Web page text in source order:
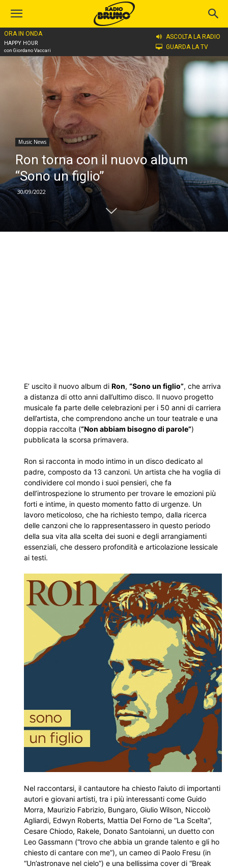
ORA IN ONDA
HAPPY HOUR
con Giordano Vaccari
ASCOLTA LA RADIO
GUARDA LA TV
Home
Music News
Ron torna con il nuovo album
“Sono un figlio”
30/09/2022
E’ uscito il nuovo album di Ron, “Sono un figlio”, che arriva
a distanza di otto anni dall’ultimo disco. Il nuovo progetto
musicale fa parte delle celebrazioni per i 50 anni di carriera
dell’artista, che comprendono anche un tour teatrale e una
doppia raccolta (“Non abbiam bisogno di parole”)
pubblicata la scorsa primavera.
Ron si racconta in modo intimo in un disco dedicato al
padre, composto da 13 canzoni. Un artista che ha voglia di
condividere col mondo i suoi pensieri, che fa
dell’introspezione lo strumento per trovare le emozioni più
forti e intime, in questo momento fatto di urgenze. Un
lavoro meticoloso, che ha richiesto tempo, dalla ricerca
delle canzoni che lo rappresentassero in questo periodo
della sua vita alla scelta dei suoni e degli arrangiamenti
essenziali, che dessero profondità e articolazione lessicale
ai testi.
Nel raccontarsi, il cantautore ha chiesto l’aiuto di importanti
autori e giovani artisti, tra i più interessanti come Guido
Morra, Maurizio Fabrizio, Bungaro, Giulio Wilson, Niccolò
Agliardi, Edwyn Roberts, Mattia Del Forno de “La Scelta”,
Cesare Chiodo, Rakele, Donato Santoianni, un duetto con
Leo Gassmann (“trovo che abbia un grande talento e gli ho
chiesto di cantare con me”), un cameo di Paolo Fresu (in
“Un’astronave nel cielo”) e una bellissima cover di “Break